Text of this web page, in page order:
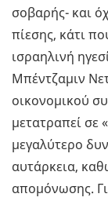
σοβαρής- και
πίεσης, κάτι
ισραηλινή
Μπέντζαμιν
οικονομικού
μετατραπεί σε
μεγαλύτερο
αυτάρκεια,
απομόνωσης.